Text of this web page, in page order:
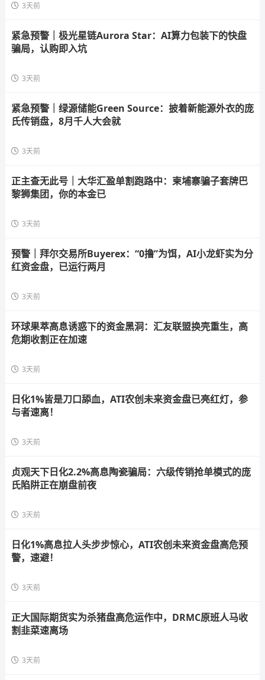
3天前
紧急预警｜极光星链Aurora Star：AI算力包装下的快盘
骗局，认购即入坑
3天前
紧急预警｜绿源储能Green Source：披着新能源外衣的庞
氏传销盘，8月千人大会就
3天前
正主查无此号｜大华汇盈单割跑路中：柬埔寨骗子套牌巴
黎狮集团，你的本金已
3天前
预警｜拜尔交易所Buyerex：“0撸”为饵，AI小龙虾实为分
红资金盘，已运行两月
3天前
环球果萃高息诱惑下的资金黑洞：汇友联盟换壳重生，高
危期收割正在加速
3天前
日化1%皆是刀口舔血，ATI农创未来资金盘已亮红灯，参
与者速离！
3天前
贞观天下日化2.2%高息陶瓷骗局：六级传销抢单模式的庞
氏陷阱正在崩盘前夜
3天前
日化1%高息拉人头步步惊心，ATI农创未来资金盘高危预
警，速避！
3天前
正大国际期货实为杀猪盘高危运作中，DRMC原班人马收
割韭菜速离场
3天前